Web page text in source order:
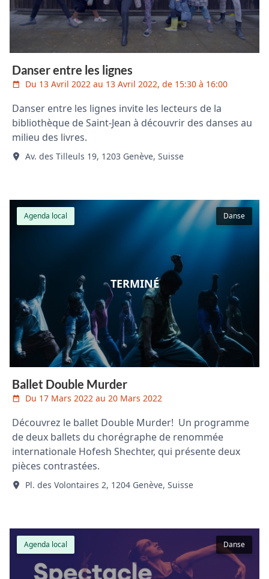
Danser entre les lignes
Du 13 Avril 2022 au 13 Avril 2022, de 15:30 à 16:00
Danser entre les lignes invite les lecteurs de la
bibliothèque de Saint-Jean à découvrir des danses au
milieu des livres.
Av. des Tilleuls 19, 1203 Genève, Suisse
Danse
Agenda local
TERMINÉ
Ballet Double Murder
Du 17 Mars 2022 au 20 Mars 2022
Découvrez le ballet Double Murder! Un programme
de deux ballets du chorégraphe de renommée
internationale Hofesh Shechter, qui présente deux
pièces contrastées.
Pl. des Volontaires 2, 1204 Genève, Suisse
Danse
Agenda local